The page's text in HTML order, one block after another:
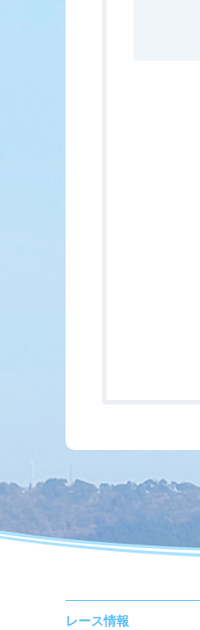
レース情報